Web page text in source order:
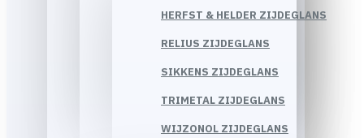
HERFST & HELDER ZIJDEGLANS
RELIUS ZIJDEGLANS
SIKKENS ZIJDEGLANS
TRIMETAL ZIJDEGLANS
WIJZONOL ZIJDEGLANS